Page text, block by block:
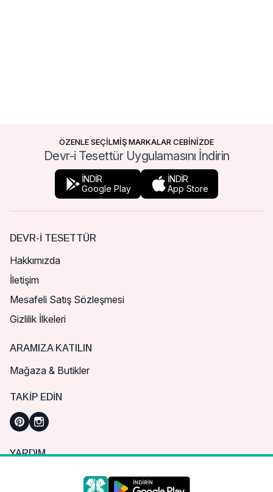
ÖZENLE SEÇİLMİŞ MARKALAR CEBİNİZDE
Devr-i Tesettür Uygulamasını İndirin
İNDİR
Google Play
İNDİR
App Store
DEVR-I TESETTÜR
Hakkımızda
İletişim
Mesafeli Satış Sözleşmesi
Gizlilik İlkeleri
ARAMIZA KATILIN
Mağaza & Butikler
TAKIP EDIN
YARDIM
Sık Sorulan Sorular